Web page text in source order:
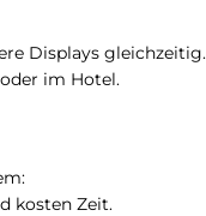
Displays gleichzeitig.
im Hotel.
kosten Zeit.